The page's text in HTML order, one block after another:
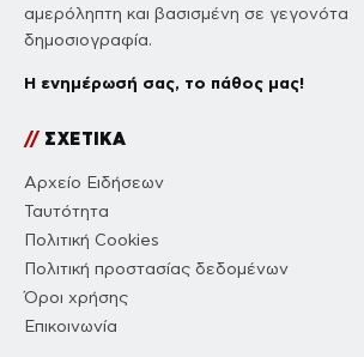
αμερόληπτη και βασισμένη σε γεγονότα
δημοσιογραφία.
Η ενημέρωσή σας, το πάθος μας!
//ΣΧΕΤΙΚΑ
Αρχείο Ειδήσεων
Ταυτότητα
Πολιτική Cookies
Πολιτική προστασίας δεδομένων
Όροι χρήσης
Επικοινωνία